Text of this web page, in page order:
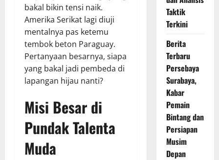
bakal bikin tensi naik.
Amerika Serikat lagi diuji
mentalnya pas ketemu
tembok beton Paraguay.
Pertanyaan besarnya, siapa
yang bakal jadi pembeda di
lapangan hijau nanti?
Misi Besar di
Pundak Talenta
Muda
Taktik
Terkini
Berita
Terbaru
Persebaya
Surabaya,
Kabar
Pemain
Bintang dan
Persiapan
Musim
Depan